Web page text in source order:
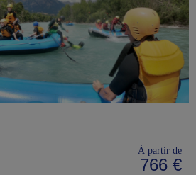
À partir de
766 €